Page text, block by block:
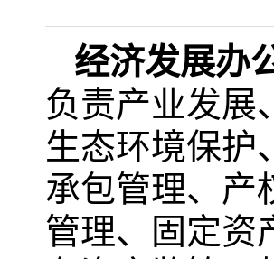
经济发展办
负责产业发展
生态环境保护
承包管理、产
管理、固定资